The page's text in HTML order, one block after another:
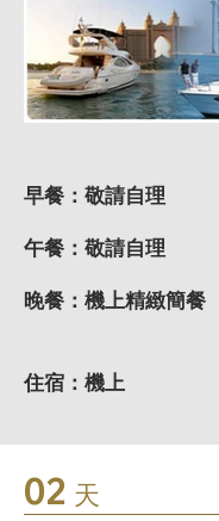
早餐：敬請自理
午餐：敬請自理
​晚餐：機上精緻簡餐
住宿：機上
02 天